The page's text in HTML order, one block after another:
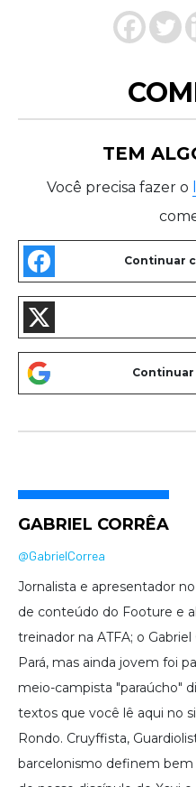
TEM
Você precisa fazer o
GABRIEL CORRÊA
@GabrielCorrea
Jornalista e apresentador
de conteúdo do Footure e
treinador na ATFA; o
Pará, mas ainda jovem foi
meio-campista "paraúcho"
textos que você lê aqui no
Rondo. Cruyffista,
barcelonismo definem